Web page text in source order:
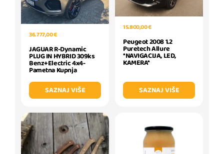
36.777,00 €
JAGUAR R-Dynamic
PLUG IN HYBRID 309ks
Benz+Electric 4x4-
Pametna Kupnja
SAZNAJ VIŠE
15.800,00 €
Peugeot 2008 1.2
Puretech Allure
*NAVIGACIJA, LED,
KAMERA*
SAZNAJ VIŠE